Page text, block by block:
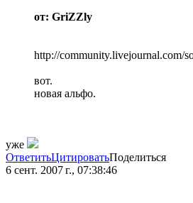
от: GriZZly
http://community.livejournal.com/
вот.
новая альфо.
уже
ОтветитьЦитироватьПоделиться
6 сент. 2007 г., 07:38:46